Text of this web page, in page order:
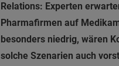
Relations: Experten
Pharmafirmen auf
besonders niedrig, wären
solche Szenarien auch